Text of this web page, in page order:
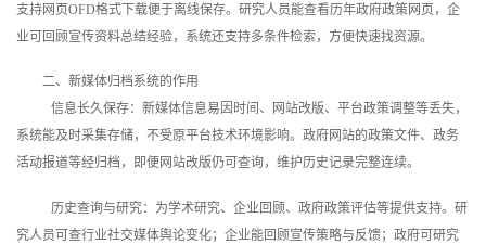
支持网页OFD格式下载便于离线保存。研究人员能查看历年政府政策网页，企
业可回顾宣传资料总结经验，系统还支持多条件检索，方便快速找资源。
二、新媒体归档系统的作用
信息长久保存：新媒体信息易因时间、网站改版、平台政策调整等丢失，
系统能及时采集存储，不受原平台技术环境影响。政府网站的政策文件、政务
活动报道等经归档，即便网站改版仍可查询，维护历史记录完整连续。
历史查询与研究：为学术研究、企业回顾、政府政策评估等提供支持。研
究人员可查行业社交媒体舆论变化；企业能回顾宣传策略与反馈；政府可研究